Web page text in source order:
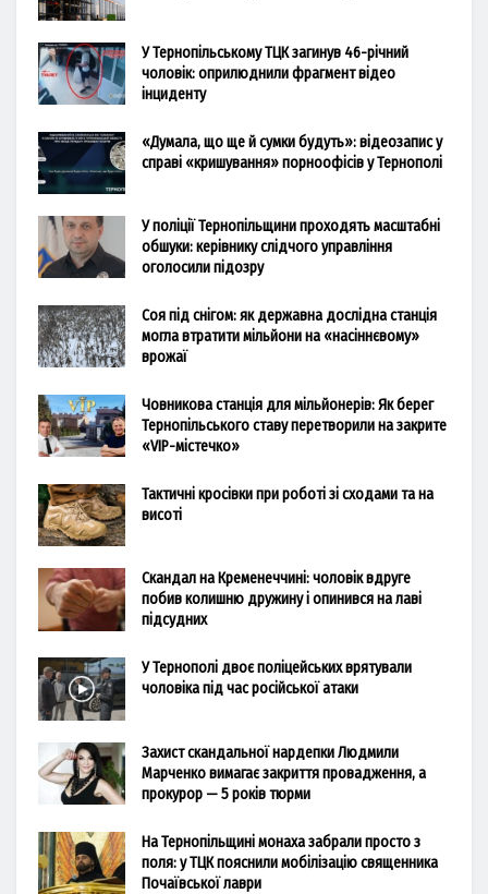
У Тернопільському ТЦК загинув 46-річний
чоловік: оприлюднили фрагмент відео
інциденту
«Думала, що ще й сумки будуть»: відеозапис у
справі «кришування» порноофісів у Тернополі
У поліції Тернопільщини проходять масштабні
обшуки: керівнику слідчого управління
оголосили підозру
Соя під снігом: як державна дослідна станція
могла втратити мільйони на «насіннєвому»
врожаї
Човникова станція для мільйонерів: Як берег
Тернопільського ставу перетворили на закрите
«VIP-містечко»
Тактичні кросівки при роботі зі сходами та на
висоті
Скандал на Кременеччині: чоловік вдруге
побив колишню дружину і опинився на лаві
підсудних
У Тернополі двоє поліцейських врятували
чоловіка під час російської атаки
Захист скандальної нардепки Людмили
Марченко вимагає закриття провадження, а
прокурор — 5 років тюрми
На Тернопільщині монаха забрали просто з
поля: у ТЦК пояснили мобілізацію священника
Почаївської лаври